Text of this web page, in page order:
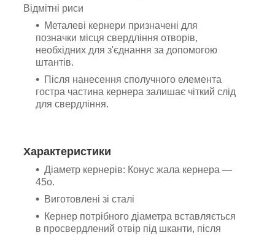
Відмітні риси
Металеві кернери призначені для
позначки місця свердління отворів,
необхідних для з'єднання за допомогою
штантів.
Після нанесення сполучного елемента
гостра частина кернера залишає чіткий слід
для свердління.
Характеристики
Діаметр кернерів: Конус жала кернера —
45o.
Виготовлені зі сталі
Кернер потрібного діаметра вставляється
в просвердлений отвір під шканти, після